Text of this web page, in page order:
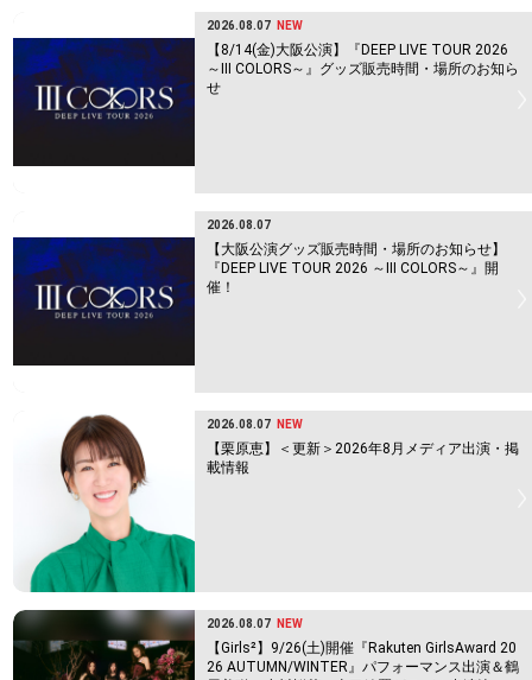
2026.08.07 NEW
【8/14(金)大阪公演】『DEEP LIVE TOUR 2026
～Ⅲ COLORS～』グッズ販売時間・場所のお知ら
せ
2026.08.07
【大阪公演グッズ販売時間・場所のお知らせ】
『DEEP LIVE TOUR 2026 ～Ⅲ COLORS～』開
催！
2026.08.07 NEW
【栗原恵】＜更新＞2026年8月メディア出演・掲
載情報
2026.08.07 NEW
【Girls²】9/26(土)開催『Rakuten GirlsAward 20
26 AUTUMN/WINTER』パフォーマンス出演＆鶴